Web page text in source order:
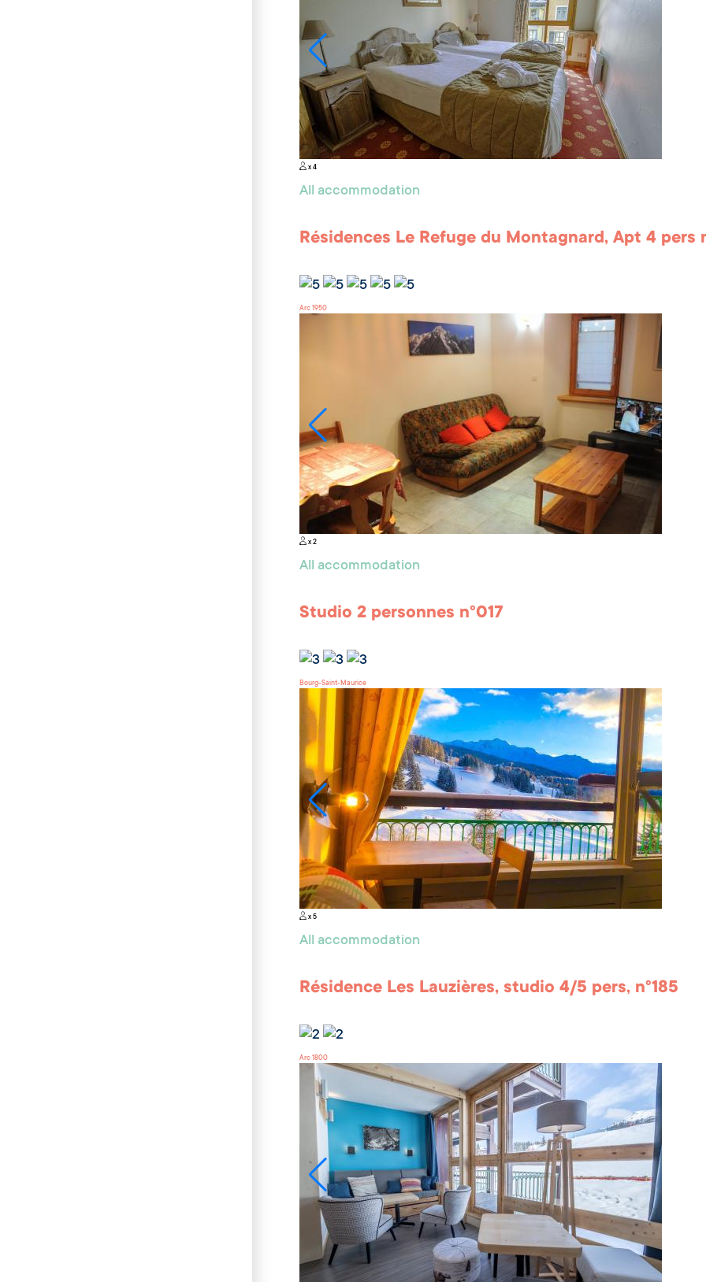
x 4
All accommodation
Résidences Le Refuge du Montagnard, Apt 4 pers
Arc 1950
x 2
All accommodation
Studio 2 personnes n°017
Bourg-Saint-Maurice
x 5
All accommodation
Résidence Les Lauzières, studio 4/5 pers, n°185
Arc 1800